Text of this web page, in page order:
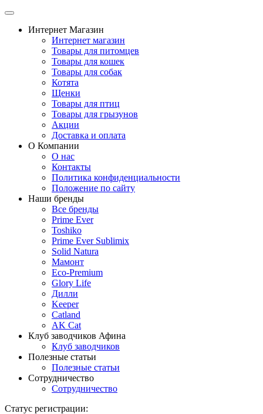
Интернет Магазин
Интернет магазин
Товары для питомцев
Товары для кошек
Товары для собак
Котята
Щенки
Товары для птиц
Товары для грызунов
Акции
Доставка и оплата
О Компании
О нас
Контакты
Политика конфиденциальности
Положение по сайту
Наши бренды
Все бренды
Prime Ever
Toshiko
Prime Ever Sublimix
Solid Natura
Мамонт
Eco-Premium
Glory Life
Дилли
Keeper
Catland
AK Cat
Клуб заводчиков Афина
Клуб заводчиков
Полезные статьи
Полезные статьи
Сотрудничество
Сотрудничество
Статус регистрации: